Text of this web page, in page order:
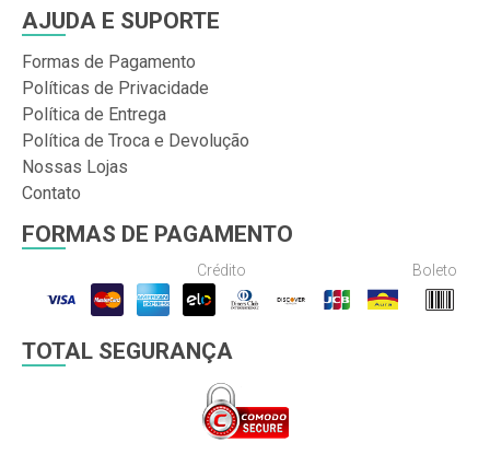
AJUDA E SUPORTE
Formas de Pagamento
Políticas de Privacidade
Política de Entrega
Política de Troca e Devolução
Nossas Lojas
Contato
FORMAS DE PAGAMENTO
Crédito Boleto
TOTAL SEGURANÇA